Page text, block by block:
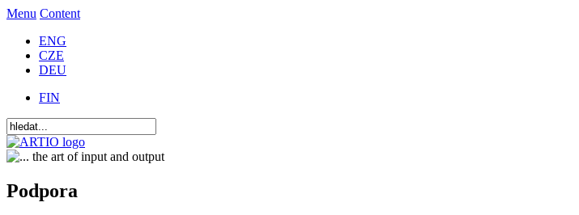
Menu Content
ENG
CZE
DEU
FIN
Podpora